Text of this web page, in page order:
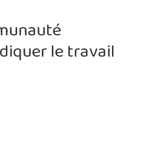
le travail